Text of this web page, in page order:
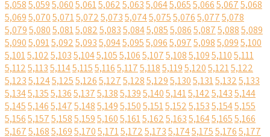
5,0585,0595,0605,0615,0625,0635,0645,0655,0665,0675,068
5,0695,0705,0715,0725,0735,0745,0755,0765,0775,078
5,0795,0805,0815,0825,0835,0845,0855,0865,0875,0885,089
5,0905,0915,0925,0935,0945,0955,0965,0975,0985,0995,100
5,1015,1025,1035,1045,1055,1065,1075,1085,1095,1105,111
5,1125,1135,1145,1155,1165,1175,1185,1195,1205,1215,122
5,1235,1245,1255,1265,1275,1285,1295,1305,1315,1325,133
5,1345,1355,1365,1375,1385,1395,1405,1415,1425,1435,144
5,1455,1465,1475,1485,1495,1505,1515,1525,1535,1545,155
5,1565,1575,1585,1595,1605,1615,1625,1635,1645,1655,166
5,1675,1685,1695,1705,1715,1725,1735,1745,1755,1765,177